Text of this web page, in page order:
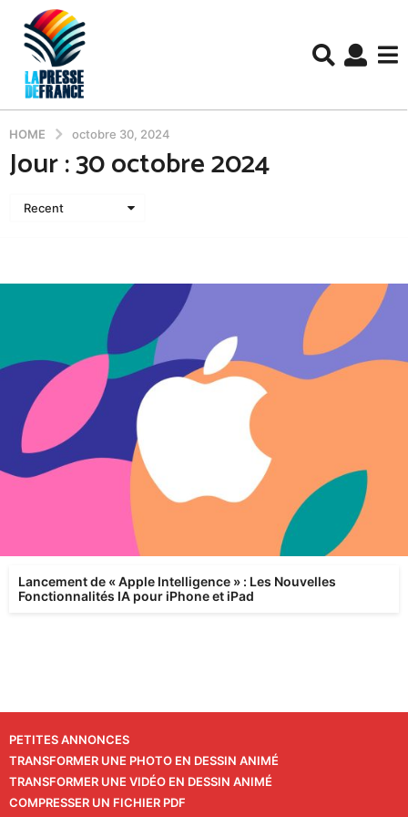
HOME octobre 30, 2024
Jour :30 octobre 2024
Recent
Lancement de « Apple Intelligence » : Les Nouvelles
Fonctionnalités IA pour iPhone et iPad
PETITES ANNONCES
TRANSFORMER UNE PHOTO EN DESSIN ANIMÉ
TRANSFORMER UNE VIDÉO EN DESSIN ANIMÉ
COMPRESSER UN FICHIER PDF